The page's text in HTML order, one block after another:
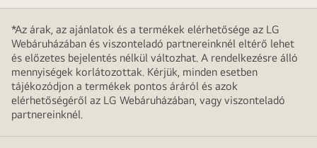
*Az árak, az ajánlatok és a termékek elérhetősége az LG
Webáruházában és viszonteladó partnereinknél eltérő lehet
és előzetes bejelentés nélkül változhat. A rendelkezésre álló
mennyiségek korlátozottak. Kérjük, minden esetben
tájékozódjon a termékek pontos áráról és azok
elérhetőségéről az LG Webáruházában, vagy viszonteladó
partnereinknél.